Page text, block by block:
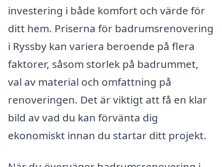
investering i både komfort och värde för
ditt hem. Priserna för badrumsrenovering
i Ryssby kan variera beroende på flera
faktorer, såsom storlek på badrummet,
val av material och omfattning på
renoveringen. Det är viktigt att få en klar
bild av vad du kan förvänta dig
ekonomiskt innan du startar ditt projekt.